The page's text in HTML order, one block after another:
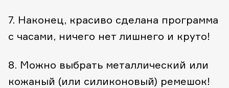
7. Наконец, красиво сделана программа
с часами, ничего нет лишнего и круто!
8. Можно выбрать металлический или
кожаный (или силиконовый) ремешок!